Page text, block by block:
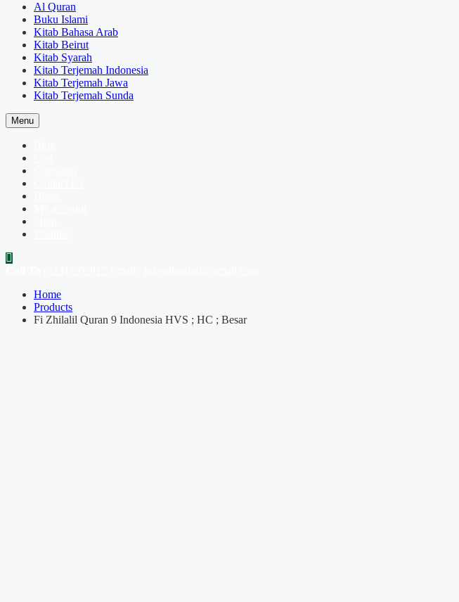
Al Quran
Buku Islami
Kitab Bahasa Arab
Kitab Beirut
Kitab Syarah
Kitab Terjemah Indonesia
Kitab Terjemah Jawa
Kitab Terjemah Sunda
Menu
Home
Products
Fi Zhilalil Quran 9 Indonesia HVS ; HC ; Besar